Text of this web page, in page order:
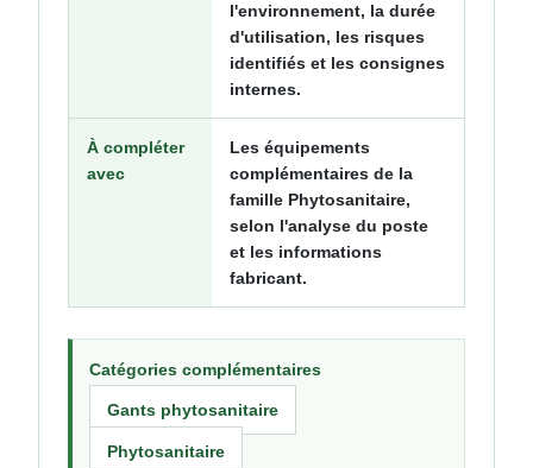
l'environnement, la durée
d'utilisation, les risques
identifiés et les consignes
internes.
À compléter
avec
Les équipements
complémentaires de la
famille Phytosanitaire,
selon l'analyse du poste
et les informations
fabricant.
Catégories complémentaires
Gants phytosanitaire
Phytosanitaire